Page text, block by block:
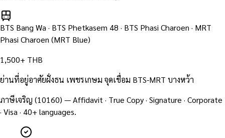
BTS Bang Wa · BTS Phetkasem 48 · BTS Phasi Charoen · MRT
Phasi Charoen (MRT Blue)
1,500+ THB
ย่านที่อยู่อาศัยฝั่งธน เพชรเกษม จุดเชื่อม BTS-MRT บางหว้า
ภาษีเจริญ (10160) — Affidavit · True Copy · Signature · Corporate
· Visa · 40+ languages.